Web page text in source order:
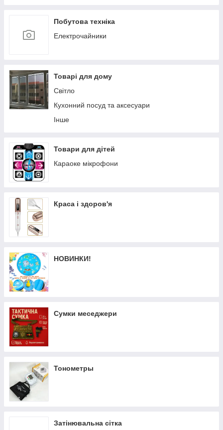
Побутова техніка
Електрочайники
Товарі для дому
Світло
Кухонний посуд та аксесуари
Інше
Товари для дітей
Караоке мікрофони
Краса і здоров'я
НОВИНКИ!
Сумки меседжери
Тонометры
Затінювальна сітка